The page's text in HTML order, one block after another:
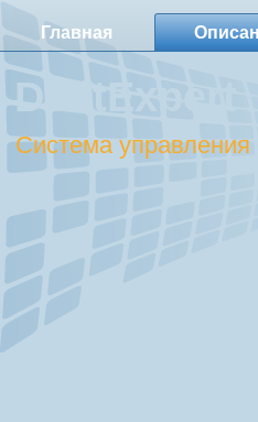
Главная
DentExpert
Система управления